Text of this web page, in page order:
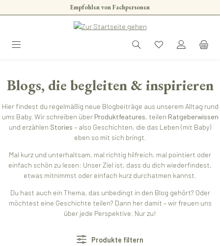
Zum Hauptinhalt springenEmpfohlen von Fachpersonen
Blogs, die begleiten & inspirieren
Hier findest du regelmäßig neue Blogbeiträge aus unserem Alltag rund
ums Baby. Wir schreiben über Produktfeatures, teilen Ratgeberwissen
und erzählen Stories – also Geschichten, die das Leben (mit Baby)
eben so mit sich bringt.
Mal kurz und unterhaltsam, mal richtig hilfreich, mal pointiert oder
einfach schön zu lesen: Unser Ziel ist, dass du dich wiederfindest,
etwas mitnimmst oder einfach kurz durchatmen kannst.
Du hast auch ein Thema, das unbedingt in den Blog gehört? Oder
möchtest eine Geschichte teilen? Dann her damit – wir freuen uns
über jede Perspektive. Nur zu!
Produkte filtern